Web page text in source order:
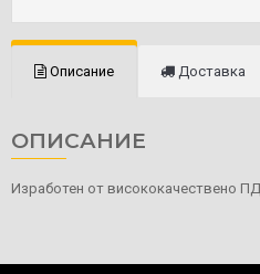
Описание Доставка
ОПИСАНИЕ
Изработен от висококачествено